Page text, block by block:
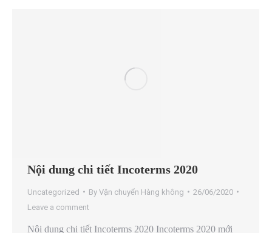
Nội dung chi tiết Incoterms 2020
Uncategorized By Vận chuyển Hàng không
26/06/2020
Leave a comment
Nội dung chi tiết Incoterms 2020 Incoterms 2020 mới